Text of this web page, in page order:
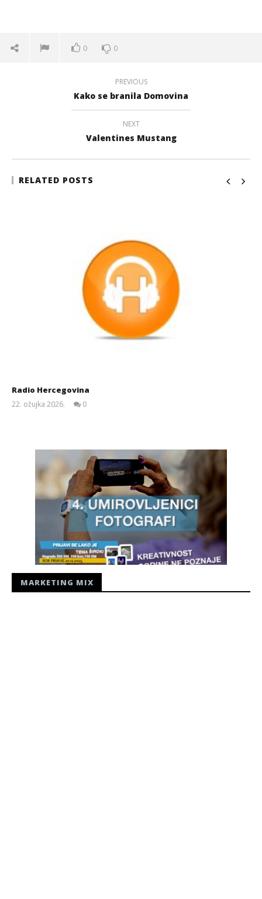
0 0
PREVIOUS
Kako se branila Domovina
NEXT
Valentines Mustang
RELATED POSTS
Radio Hercegovina
22. ožujka 2026.
0
MARKETING MIX